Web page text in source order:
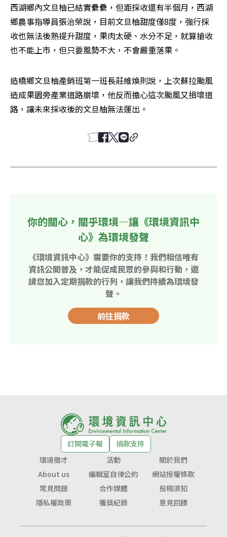
西湖鄉內文旦柚已結實纍纍，但距採收還有半個月，西湖
鄉農事指導員張治榮說，目前文旦柚甜度僅8度，強行採
收也無法後熟提升甜度，果肉太硬、水分不足，就算搶收
也不能上市，但只要風勢不大，不會嚴重落果。
造橋鄉文旦柚產銷班第一班長莊維煥則說，上次蘇拉颱風
造成果園旁產業道路崩壞，他反而擔心這次颱風又損壞道
路，讓未來採收後的文旦柚無法運出。
你的關心，關乎環境—讓《環境資訊中
心》為環境發聲
《環境資訊中心》需要你的支持！我們相信唯有
資訊公開普及，才能促成民眾的參與和行動，邀
請您加入定期捐款的行列，讓我們持續為環境發
聲。
前往捐款
訂閱電子報
捐款支持
環境徵才
活動
關於我們
About us
編輯室自律公約
網站授權條款
常見問題
合作媒體
投稿須知
隱私權政策
獲獎紀錄 意見回饋